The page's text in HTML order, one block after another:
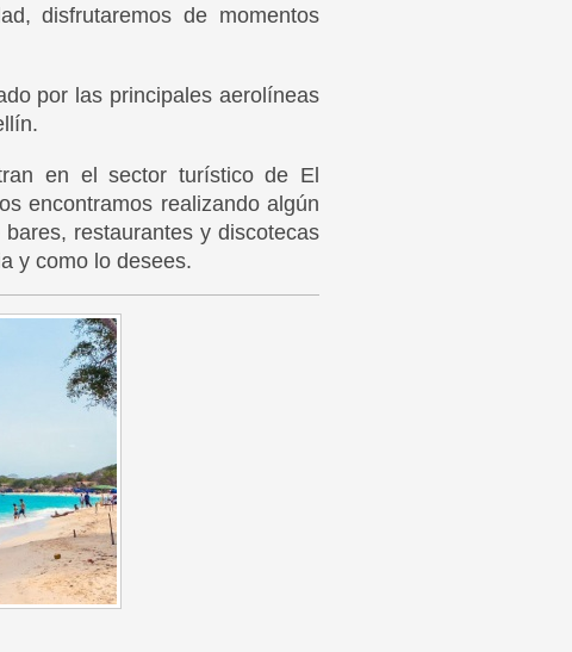
disfrutaremos de momentos
por las principales aerolíneas
en el sector turístico de El
encontramos realizando algún
restaurantes y discotecas
y como lo desees.